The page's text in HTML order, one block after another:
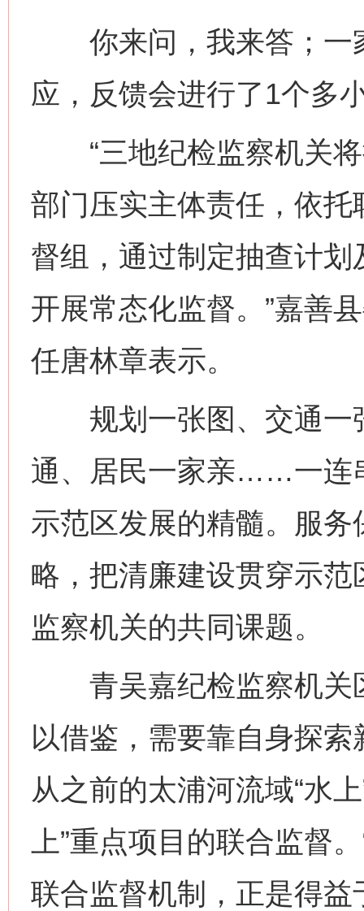
你来问，我来答；一
应，反馈会进行了1个多
“三地纪检监察机关将
部门压实主体责任，依
督组，通过制定抽查计
开展常态化监督。”嘉善
任唐林章表示。
规划一张图、交通一
通、居民一家亲……一连
示范区发展的精髓。服
略，把清廉建设贯穿示
监察机关的共同课题。
青吴嘉纪检监察机关
以借鉴，需要靠自身探
从之前的太浦河流域“水
上”重点项目的联合监督
联合监督机制，正是得